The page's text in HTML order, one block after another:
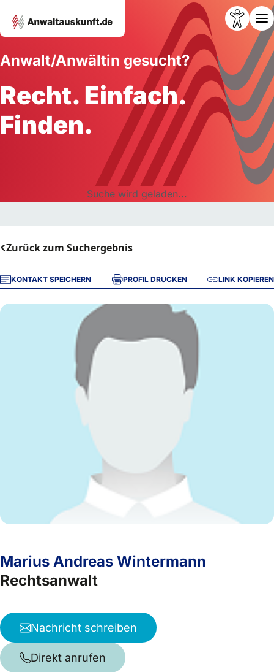
Anwalt/Anwältin gesucht?
Recht. Einfach.
Finden.
Suche wird geladen...
Zurück zum Suchergebnis
KONTAKT SPEICHERN PROFIL DRUCKEN LINK KOPIEREN
Marius Andreas Wintermann
Rechtsanwalt
Nachricht schreiben
Direkt anrufen